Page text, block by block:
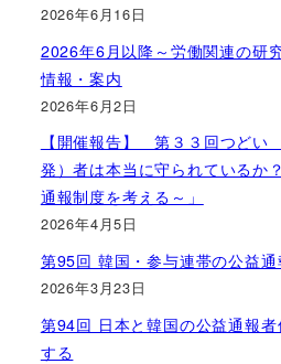
2026年6月16日
2026年6月以降～労働関連の研
情報・案内
2026年6月2日
【開催報告】 第３３回つど
発）者は本当に守られている
通報制度を考える～」
2026年4月5日
第95回 韓国・参与連帯の公益
2026年3月23日
第94回 日本と韓国の公益通報
する